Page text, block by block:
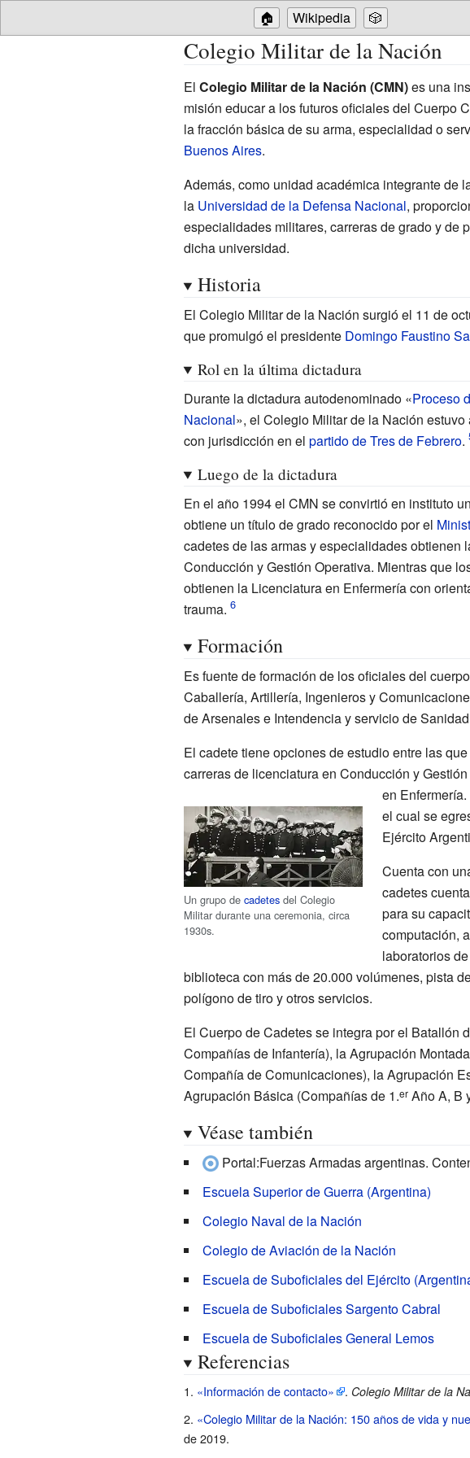
🏠 Wikipedia 🎲
Colegio Militar de la Nación
El Colegio Militar de la Nación (CMN)es una
misión educar a los futuros oficiales del Cuerpo
la fracción básica de su arma, especialidad o
Buenos Aires.
Además, como unidad académica integrante de
la Universidad de la Defensa Nacional,
especialidades militares, carreras de grado y de
dicha universidad.
Historia
Un grupo de cadetesdel Colegio
Militar durante una ceremonia, circa
1930s.
El Colegio Militar de la Nación surgió el 11 de
que promulgó el presidente Domingo Faustino
Rol en la última dictadura
Durante la dictadura autodenominado «Proceso
Nacional», el Colegio Militar de la Nación
con jurisdicción en el partido de Tres de Febrero.
Luego de la dictadura
En el año 1994 el CMN se convirtió en instituto
obtiene un título de grado reconocido por el
cadetes de las armas y especialidades obtienen
Conducción y Gestión Operativa. Mientras que
obtienen la Licenciatura en Enfermería con
trauma.
Formación
Es fuente de formación de los oficiales del
Caballería, Artillería, Ingenieros y
de Arsenales e Intendencia y servicio de
El cadete tiene opciones de estudio entre las
carreras de licenciatura en Conducción y
en
el cual se
Ejército
Cuenta con
cadetes
para su
computación,
laboratorios
biblioteca con más de 20.000 volúmenes, pista
polígono de tiro y otros servicios.
El Cuerpo de Cadetes se integra por el Batallón
Compañías de Infantería), la Agrupación
Compañía de Comunicaciones), la Agrupación
Agrupación Básica (Compañías de 1.erAño A, B
Véase también
Portal:Fuerzas Armadas argentinas.
Escuela Superior de Guerra (Argentina)
Colegio Naval de la Nación
Colegio de Aviación de la Nación
Escuela de Suboficiales del Ejército
Escuela de Suboficiales Sargento Cabral
Escuela de Suboficiales General Lemos
Referencias
«Información de contacto» . Colegio Militar de la
«Colegio Militar de la Nación: 150 años de vida y
de 2019.